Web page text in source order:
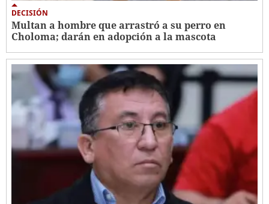
DECISIÓN
Multan a hombre que arrastró a su perro en
Choloma; darán en adopción a la mascota